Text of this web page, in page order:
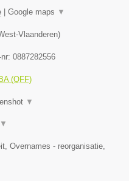
Google maps ▼
Vlaanderen)
0887282556
(QFF)
▼
▼
Overnames - reorganisatie,